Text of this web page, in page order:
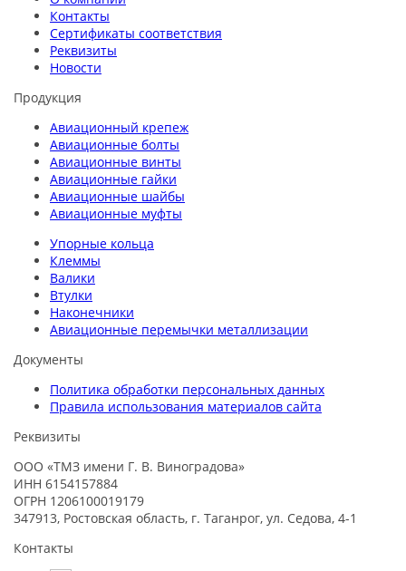
Контакты
Сертификаты соответствия
Реквизиты
Новости
Продукция
Авиационный крепеж
Авиационные болты
Авиационные винты
Авиационные гайки
Авиационные шайбы
Авиационные муфты
Упорные кольца
Клеммы
Валики
Втулки
Наконечники
Авиационные перемычки металлизации
Документы
Политика обработки персональных данных
Правила использования материалов сайта
Реквизиты
ООО «ТМЗ имени Г. В. Виноградова»
ИНН 6154157884
ОГРН 1206100019179
347913, Ростовская область, г. Таганрог, ул. Седова, 4-1
Контакты